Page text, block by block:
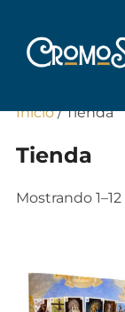
contenido
Inicio/ Tienda
Tienda
Mostrando